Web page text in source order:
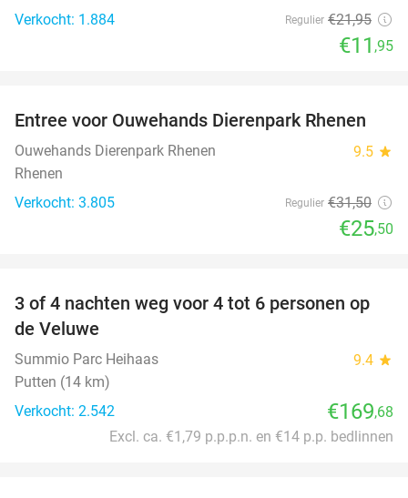
Verkocht: 1.884
Regulier €21,95
€11 ,95
19%
Entree voor Ouwehands Dierenpark Rhenen
Ouwehands Dierenpark Rhenen 9.5 star
Rhenen
Verkocht: 3.805
Regulier €31,50
€25,50
3 of 4 nachten weg voor 4 tot 6 personen op
de Veluwe
Summio Parc Heihaas 9.4 star
Putten (14 km)
Verkocht: 2.542
€169,68
Excl. ca. €1,79 p.p.p.n. en €14 p.p. bedlinnen